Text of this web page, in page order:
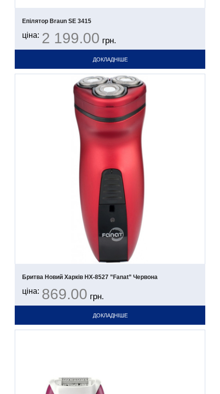
Епілятор Braun SE 3415
ціна: 2 199.00 грн.
ДОКЛАДНІШЕ
Бритва Новий Харків НХ-8527 ”Fanat” Червона
ціна: 869.00 грн.
ДОКЛАДНІШЕ